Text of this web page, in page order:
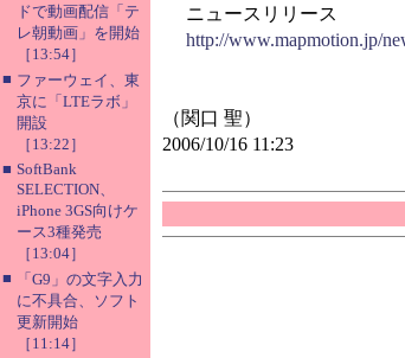
ドで動画配信「テ
レ朝動画」を開始
［13:54］
■ ファーウェイ、東
京に「LTEラボ」
開設
［13:22］
■ SoftBank
SELECTION、
iPhone 3GS向けケ
ース3種発売
［13:04］
■
「G9」の文字入力
に不具合、ソフト
更新開始
［11:14］
ニュースリリース
http://www.mapmotion.jp/
（関口 聖）
2006/10/16 11:23